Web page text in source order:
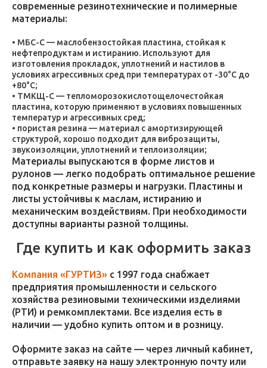
современные резинотехнические и полимерные
материалы:
МБС-С — маслобензостойкая пластина, стойкая к
нефтепродуктам и истиранию. Используют для
изготовления прокладок, уплотнений и настилов в
условиях агрессивных сред при температурах от -30°C до
+80°C;
ТМКЩ-С — тепломорозокислотощелочестойкая
пластина, которую применяют в условиях повышенных
температур и агрессивных сред;
пористая резина — материал с амортизирующей
структурой, хорошо подходит для виброзащиты,
звукоизоляции, уплотнений и теплоизоляции;
Материалы выпускаются в форме листов и
рулонов — легко подобрать оптимальное решение
под конкретные размеры и нагрузки. Пластины и
листы устойчивы к маслам, истиранию и
механическим воздействиям. При необходимости
доступны варианты разной толщины.
Где купить и как оформить заказ
Компания «ГУРТИЗ» с 1997 года снабжает
предприятия промышленности и сельского
хозяйства резиновыми техническими изделиями
(РТИ) и ремкомплектами. Все изделия есть в
наличии — удобно купить оптом и в розницу.
Оформите заказ на сайте — через личный кабинет,
отправьте заявку на нашу электронную почту или